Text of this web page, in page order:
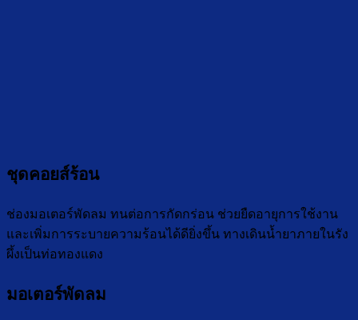
ชุดคอยส์ร้อน
ช่องมอเตอร์พัดลม ทนต่อการกัดกร่อน ช่วยยืดอายุการใช้งาน
และเพิ่มการระบายความร้อนได้ดียิ่งขึ้น ทางเดินน้ำยาภายในรัง
ผึ้งเป็นท่อทองแดง
มอเตอร์พัดลม